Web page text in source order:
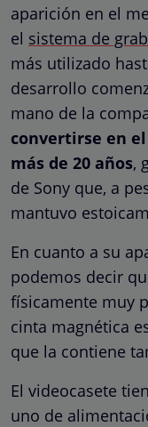
aparición en el
el sistema de
más utilizado
desarrollo
mano de la
convertirse en
más de 20 años,
de Sony que, a
mantuvo
En cuanto a su
podemos decir
físicamente muy
cinta magnética
que la contiene
El videocasete
uno de